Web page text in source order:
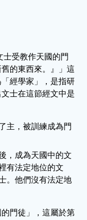
士受教作天國的門
的東西來。』」這
經學家」，是指研
士在這節經文中是
主，被訓練成為門
，成為天國中的文
有法定地位的文
。他們沒有法定地
門徒」，這屬於第